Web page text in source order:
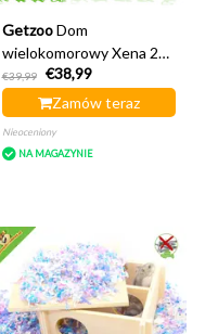
Getzoo Dom
wielokomorowy Xena 29
cm
€39,99
€38,99
Zamów teraz
Nieoceniony
NA MAGAZYNIE